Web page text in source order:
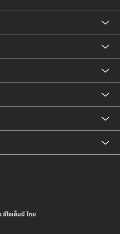
ค์
เทศ
นเงินตราต่างประเทศ
กเงินตราต่างประเทศ
ริการบัญชีเงินฝากเงินตราต่างประเทศ
ไทย ที่ตู้บุญเติม
ดิจิทัล (NDID)
ชีเงินฝาก ในรูปแบบข้อมูลดิจิทัลระหว่าง
อทำธรุกรรมออนไลน์กับกรมสรรพากร
เอ็มบี ไทย
ไอเอ็มบี ไทย